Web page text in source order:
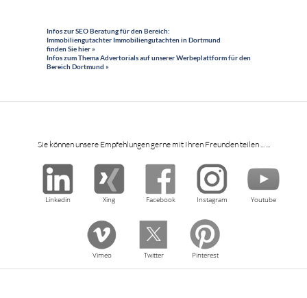
Infos zur SEO Beratung für den Bereich:
Immobiliengutachter Immobiliengutachten in Dortmund
finden Sie hier »
Infos zum Thema Advertorials auf unserer Werbeplattform für den
Bereich Dortmund »
Sie können unsere Empfehlungen gerne mit Ihren Freunden teilen ... ...
Linkedin Xing Facebook Instagram Youtube
Vimeo Twitter Pinterest